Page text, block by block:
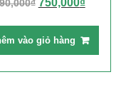
₫
990,000₫.
750,000₫
là:
vào giỏ hàng